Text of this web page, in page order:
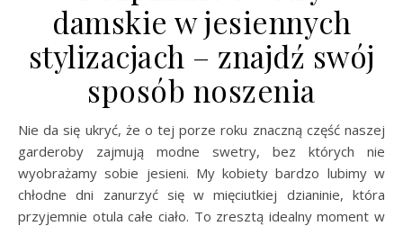
damskie w jesiennych
stylizacjach – znajdź swój
sposób noszenia
Nie da się ukryć, że o tej porze roku znaczną część naszej
garderoby zajmują modne swetry, bez których nie
wyobrażamy sobie jesieni. My kobiety bardzo lubimy w
chłodne dni zanurzyć się w mięciutkiej dzianinie, która
przyjemnie otula całe ciało. To zresztą idealny moment w